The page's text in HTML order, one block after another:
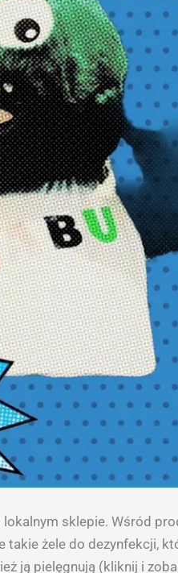
sklepie. Wśród
takie żele do dezynfekcji,
ją pielęgnują (kliknij i